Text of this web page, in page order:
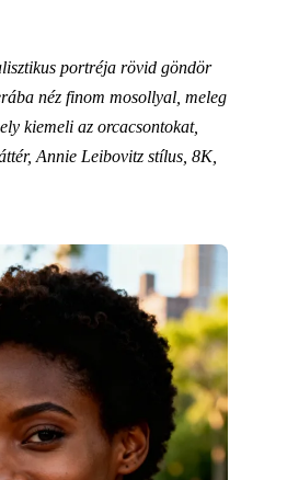
portréja rövid göndör
néz finom mosollyal, meleg
kiemeli az orcacsontokat,
Annie Leibovitz stílus, 8K,